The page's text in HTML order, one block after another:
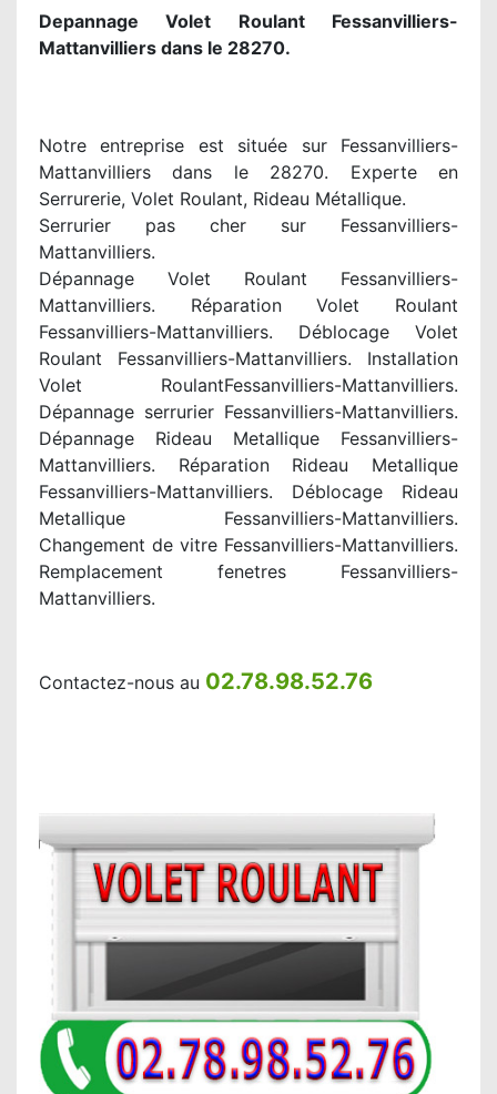
Depannage Volet Roulant Fessanvilliers-
Mattanvilliers dans le 28270.
Notre entreprise est située sur Fessanvilliers-
Mattanvilliers dans le 28270. Experte en
Serrurerie, Volet Roulant, Rideau Métallique.
Serrurier pas cher sur Fessanvilliers-
Mattanvilliers.
Dépannage Volet Roulant Fessanvilliers-
Mattanvilliers. Réparation Volet Roulant
Fessanvilliers-Mattanvilliers. Déblocage Volet
Roulant Fessanvilliers-Mattanvilliers. Installation
Volet RoulantFessanvilliers-Mattanvilliers.
Dépannage serrurier Fessanvilliers-Mattanvilliers.
Dépannage Rideau Metallique Fessanvilliers-
Mattanvilliers. Réparation Rideau Metallique
Fessanvilliers-Mattanvilliers. Déblocage Rideau
Metallique Fessanvilliers-Mattanvilliers.
Changement de vitre Fessanvilliers-Mattanvilliers.
Remplacement fenetres Fessanvilliers-
Mattanvilliers.
Contactez-nous au 02.78.98.52.76